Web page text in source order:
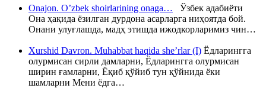
Onajon. O’zbek shoirlarining onaga… Ўзбек адабиёти
Она ҳақида ёзилган дурдона асарларга ниҳоятда бой.
Онани улуғлашда, мадҳ этишда ижодкорларимиз чин…
Xurshid Davron. Muhabbat haqida she’rlar (I) Ёдларингга
олурмисан сирли дамларни, Ёдларингга олурмисан
ширин ғамларни, Ёқиб қўйиб тун қўйнида ёки
шамларни Мени ёдга…